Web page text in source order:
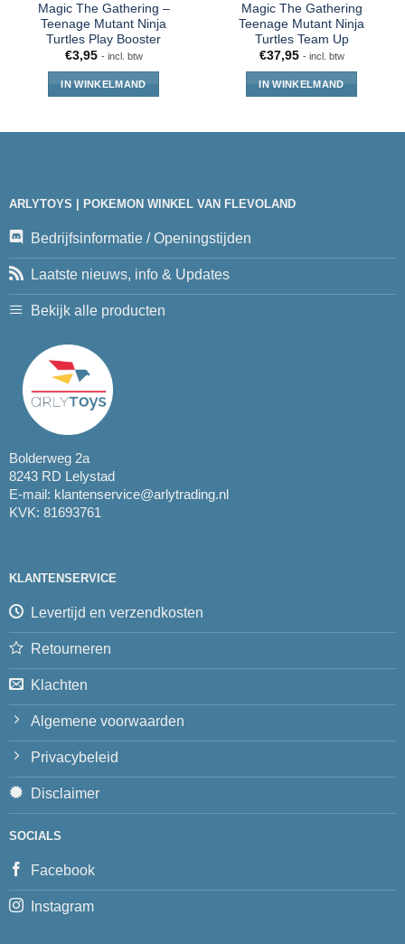
Magic The Gathering –
Teenage Mutant Ninja
Turtles Play Booster
€3,95 - incl. btw
IN WINKELMAND
Magic The Gathering
Teenage Mutant Ninja
Turtles Team Up
€37,95 - incl. btw
IN WINKELMAND
ARLYTOYS | POKEMON WINKEL VAN FLEVOLAND
Bedrijfsinformatie / Openingstijden
Laatste nieuws, info & Updates
Bekijk alle producten
Bolderweg 2a
8243 RD Lelystad
E-mail: klantenservice@arlytrading.nl
KVK: 81693761
KLANTENSERVICE
Levertijd en verzendkosten
Retourneren
Klachten
Algemene voorwaarden
Privacybeleid
Disclaimer
SOCIALS
Facebook
Instagram